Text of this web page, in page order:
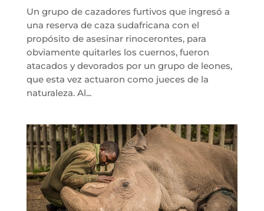
Un grupo de cazadores furtivos que ingresó a
una reserva de caza sudafricana con el
propósito de asesinar rinocerontes, para
obviamente quitarles los cuernos, fueron
atacados y devorados por un grupo de leones,
que esta vez actuaron como jueces de la
naturaleza. Al...